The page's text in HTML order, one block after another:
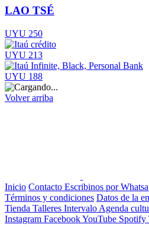
LAO TSÉ
UYU 250
UYU 213
UYU 188
Volver arriba
Inicio Contacto Escribinos por
Términos y condiciones Datos de la
Tienda Talleres Intervalo Agenda
Instagram FacebookYouTube Spotify